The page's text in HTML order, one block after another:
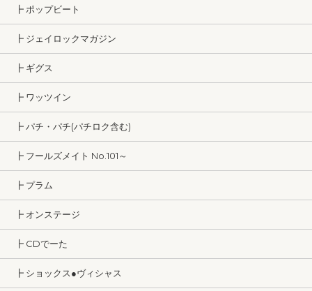
┣ ポップビート
┣ ジェイロックマガジン
┣ ギグス
┣ ワッツイン
┣ パチ・パチ(パチロク含む)
┣ フールズメイト No.101～
┣ プラム
┣ オンステージ
┣ CDでーた
┣ ショックス●ヴィシャス